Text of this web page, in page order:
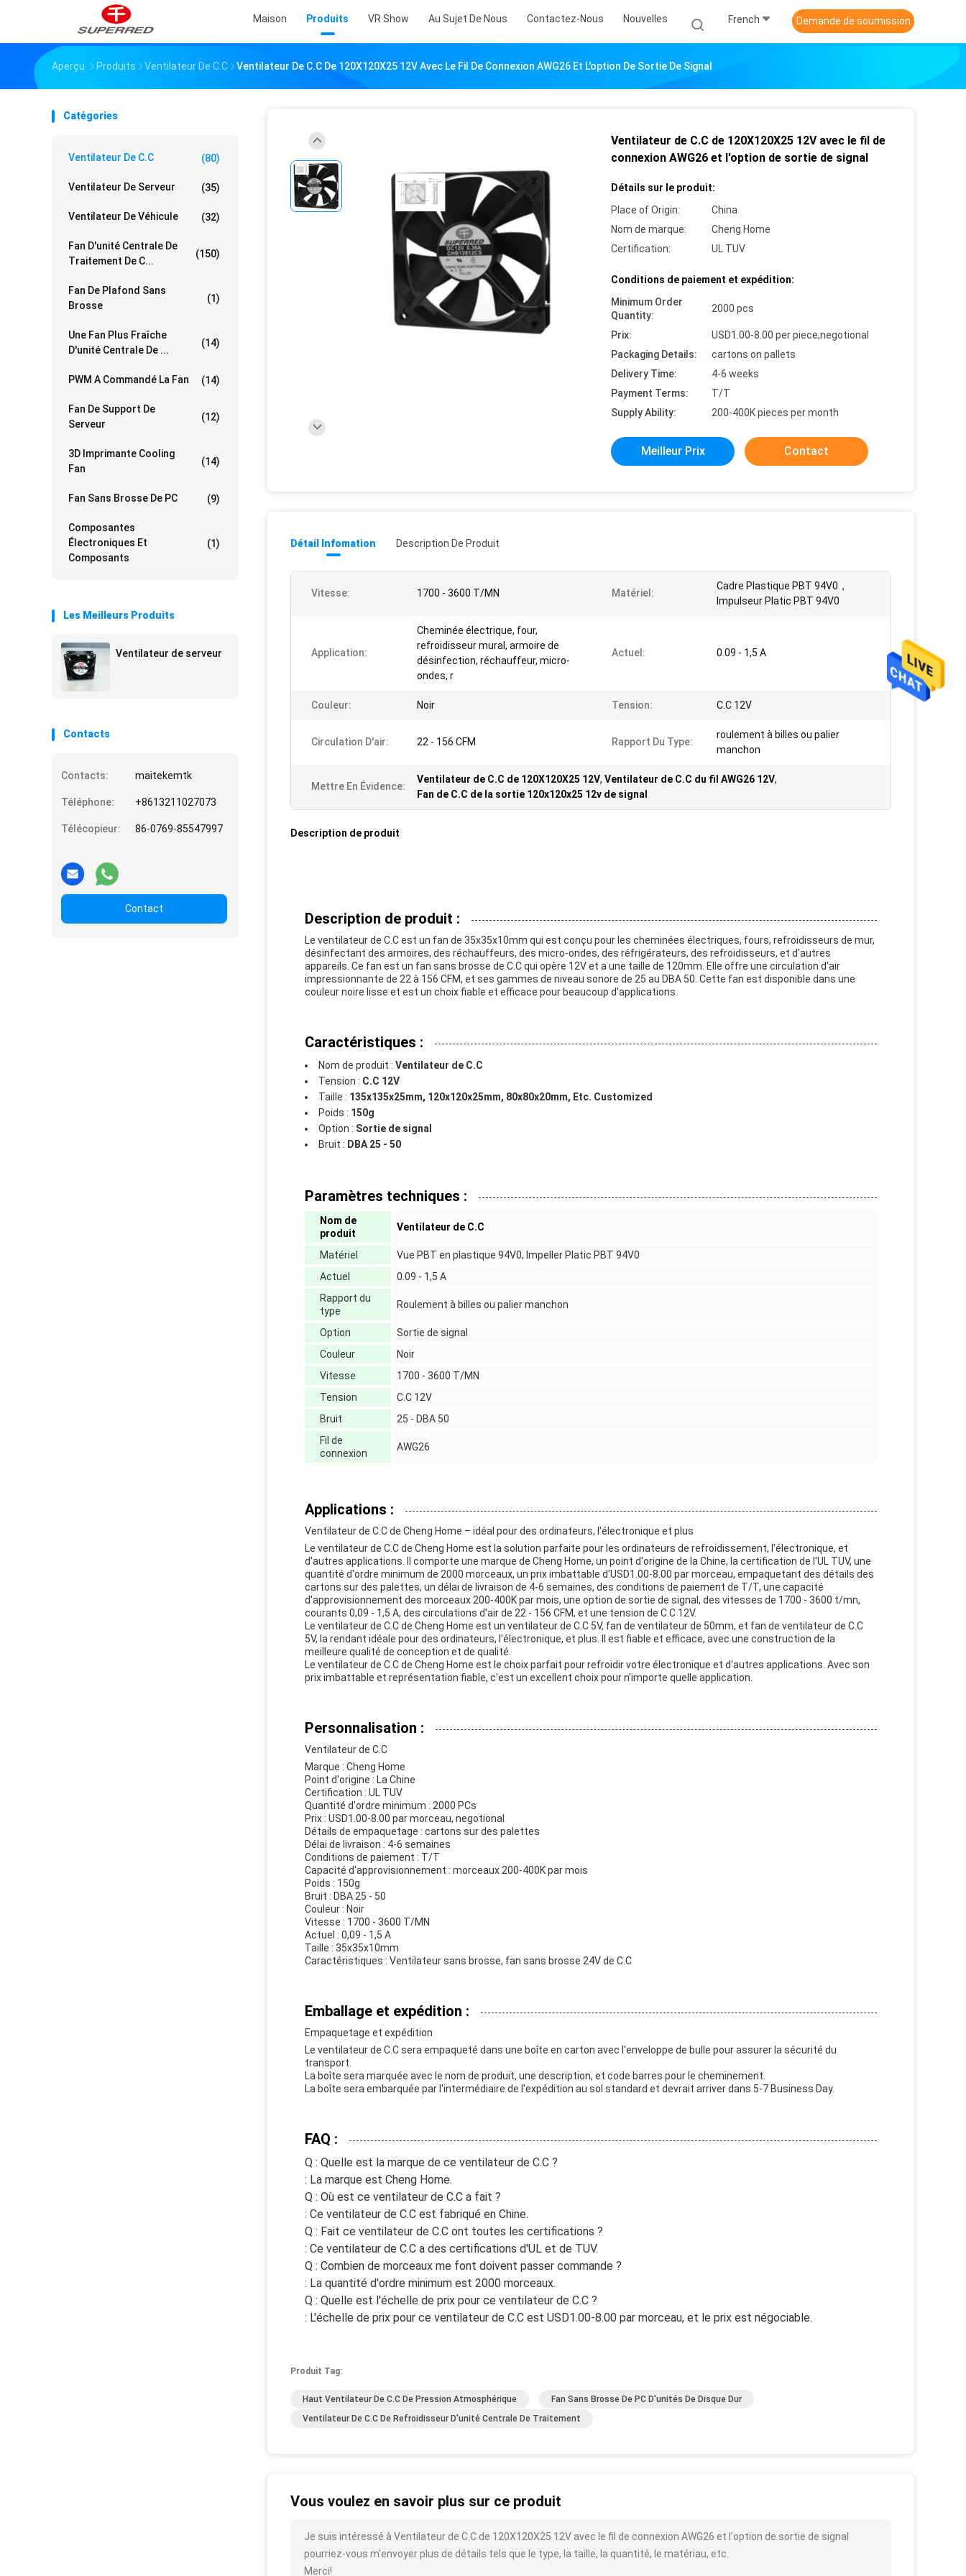
Maison Produits VR Show Au Sujet De Nous Contactez-Nous Nouvelles French Demande de soumission
Aperçu Produits Ventilateur De C.C Ventilateur De C.C De 120X120X25 12V Avec Le Fil De Connexion AWG26 Et L'option De Sortie De Signal
Catégories
Ventilateur De C.C (80)
Ventilateur De Serveur (35)
Ventilateur De Véhicule (32)
Fan D'unité Centrale De
Traitement De C...
(150)
Fan De Plafond Sans
Brosse
(1)
Une Fan Plus Fraîche
D'unité Centrale De ...
(14)
PWM A Commandé La Fan (14)
Fan De Support De
Serveur
(12)
3D Imprimante Cooling
Fan
(14)
Fan Sans Brosse De PC (9)
Composantes
Électroniques Et
Composants
(1)
Les Meilleurs Produits
Ventilateur de serveur
Contacts
Contacts: maitekemtk
Téléphone: +8613211027073
Télécopieur: 86-0769-85547997
Contact
Ventilateur de C.C de 120X120X25 12V avec le fil de
connexion AWG26 et l'option de sortie de signal
Détails sur le produit:
Place of Origin:
China
Nom de marque:
Cheng Home
Certification:
UL TUV
Conditions de paiement et expédition:
Minimum Order
Quantity:
2000 pcs
Prix:
USD1.00-8.00 per piece,negotional
Packaging Details:
cartons on pallets
Delivery Time:
4-6 weeks
Payment Terms:
T/T
Supply Ability:
200-400K pieces per month
Meilleur Prix Contact
Détail Infomation Description De Produit
Vitesse: 1700 - 3600 T/MN Matériel:
Cadre Plastique PBT 94V0，
Impulseur Platic PBT 94V0
Application:
Cheminée électrique, four,
refroidisseur mural, armoire de
désinfection, réchauffeur, micro-
ondes, r
Actuel: 0.09 - 1,5 A
Couleur: Noir Tension: C.C 12V
Circulation D'air: 22 - 156 CFM Rapport Du Type:
roulement à billes ou palier
manchon
Mettre En Évidence:
Ventilateur de C.C de 120X120X25 12V, Ventilateur de C.C du fil AWG26 12V,
Fan de C.C de la sortie 120x120x25 12v de signal
Description de produit
Description de produit :
Le ventilateur de C.C est un fan de 35x35x10mm qui est conçu pour les cheminées électriques, fours, refroidisseurs de mur,
désinfectant des armoires, des réchauffeurs, des micro-ondes, des réfrigérateurs, des refroidisseurs, et d'autres
appareils. Ce fan est un fan sans brosse de C.C qui opère 12V et a une taille de 120mm. Elle offre une circulation d'air
impressionnante de 22 à 156 CFM, et ses gammes de niveau sonore de 25 au DBA 50. Cette fan est disponible dans une
couleur noire lisse et est un choix fiable et efficace pour beaucoup d'applications.
Caractéristiques :
Nom de produit : Ventilateur de C.C
Tension : C.C 12V
Taille : 135x135x25mm, 120x120x25mm, 80x80x20mm, Etc. Customized
Poids : 150g
Option : Sortie de signal
Bruit : DBA 25 - 50
Paramètres techniques :
Nom de
produit
Ventilateur de C.C
Matériel
Vue PBT en plastique 94V0, lmpeller Platic PBT 94V0
Actuel
0.09 - 1,5 A
Rapport du
type
Roulement à billes ou palier manchon
Option
Sortie de signal
Couleur
Noir
Vitesse
1700 - 3600 T/MN
Tension
C.C 12V
Bruit
25 - DBA 50
Fil de
connexion
AWG26
Applications :
Ventilateur de C.C de Cheng Home – idéal pour des ordinateurs, l'électronique et plus
Le ventilateur de C.C de Cheng Home est la solution parfaite pour les ordinateurs de refroidissement, l'électronique, et
d'autres applications. Il comporte une marque de Cheng Home, un point d'origine de la Chine, la certification de l'UL TUV, une
quantité d'ordre minimum de 2000 morceaux, un prix imbattable d'USD1.00-8.00 par morceau, empaquetant des détails des
cartons sur des palettes, un délai de livraison de 4-6 semaines, des conditions de paiement de T/T, une capacité
d'approvisionnement des morceaux 200-400K par mois, une option de sortie de signal, des vitesses de 1700 - 3600 t/mn,
courants 0,09 - 1,5 A, des circulations d'air de 22 - 156 CFM, et une tension de C.C 12V.
Le ventilateur de C.C de Cheng Home est un ventilateur de C.C 5V, fan de ventilateur de 50mm, et fan de ventilateur de C.C
5V, la rendant idéale pour des ordinateurs, l'électronique, et plus. Il est fiable et efficace, avec une construction de la
meilleure qualité de conception et de qualité.
Le ventilateur de C.C de Cheng Home est le choix parfait pour refroidir votre électronique et d'autres applications. Avec son
prix imbattable et représentation fiable, c'est un excellent choix pour n'importe quelle application.
Personnalisation :
Ventilateur de C.C
Marque : Cheng Home
Point d'origine : La Chine
Certification : UL TUV
Quantité d'ordre minimum : 2000 PCs
Prix : USD1.00-8.00 par morceau, negotional
Détails de empaquetage : cartons sur des palettes
Délai de livraison : 4-6 semaines
Conditions de paiement : T/T
Capacité d'approvisionnement : morceaux 200-400K par mois
Poids : 150g
Bruit : DBA 25 - 50
Couleur : Noir
Vitesse : 1700 - 3600 T/MN
Actuel : 0,09 - 1,5 A
Taille : 35x35x10mm
Caractéristiques : Ventilateur sans brosse, fan sans brosse 24V de C.C
Emballage et expédition :
Empaquetage et expédition
Le ventilateur de C.C sera empaqueté dans une boîte en carton avec l'enveloppe de bulle pour assurer la sécurité du
transport.
La boîte sera marquée avec le nom de produit, une description, et code barres pour le cheminement.
La boîte sera embarquée par l'intermédiaire de l'expédition au sol standard et devrait arriver dans 5-7 Business Day.
FAQ :
Q : Quelle est la marque de ce ventilateur de C.C ?
: La marque est Cheng Home.
Q : Où est ce ventilateur de C.C a fait ?
: Ce ventilateur de C.C est fabriqué en Chine.
Q : Fait ce ventilateur de C.C ont toutes les certifications ?
: Ce ventilateur de C.C a des certifications d'UL et de TUV.
Q : Combien de morceaux me font doivent passer commande ?
: La quantité d'ordre minimum est 2000 morceaux.
Q : Quelle est l'échelle de prix pour ce ventilateur de C.C ?
: L'échelle de prix pour ce ventilateur de C.C est USD1.00-8.00 par morceau, et le prix est négociable.
Produit Tag:
Haut Ventilateur De C.C De Pression Atmosphérique
Fan Sans Brosse De PC D'unités De Disque Dur
Ventilateur De C.C De Refroidisseur D'unité Centrale De Traitement
Vous voulez en savoir plus sur ce produit
Je suis intéressé à Ventilateur de C.C de 120X120X25 12V avec le fil de connexion AWG26 et l'option de sortie de signal
pourriez-vous m'envoyer plus de détails tels que le type, la taille, la quantité, le matériau, etc.
Merci!